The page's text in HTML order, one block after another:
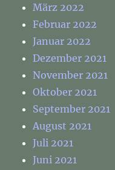
März 2022
Februar 2022
Januar 2022
Dezember 2021
November 2021
Oktober 2021
September 2021
August 2021
Juli 2021
Juni 2021